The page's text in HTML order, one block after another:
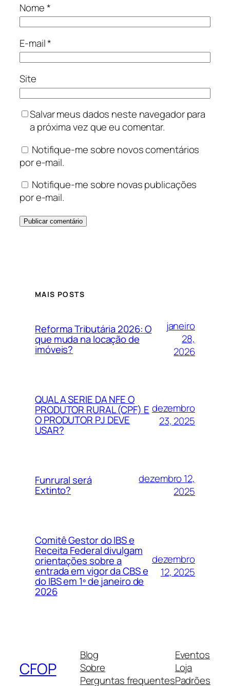
Nome*
E-mail*
Site
Salvar meus dados neste navegador para
a próxima vez que eu comentar.
Notifique-me sobre novos comentários
por e-mail.
Notifique-me sobre novas publicações
por e-mail.
MAIS POSTS
Reforma Tributária 2026: O
que muda na locação de
imóveis?
janeiro
28,
2026
QUAL A SERIE DA NFE O
PRODUTOR RURAL (CPF) E
O PRODUTOR PJ DEVE
USAR?
dezembro
23, 2025
Funrural será
Extinto?
dezembro 12,
2025
Comitê Gestor do IBS e
Receita Federal divulgam
orientações sobre a
entrada em vigor da CBS e
do IBS em 1º de janeiro de
2026
dezembro
12, 2025
CFOP
Blog
Sobre
Perguntas frequentes
Eventos
Loja
Padrões